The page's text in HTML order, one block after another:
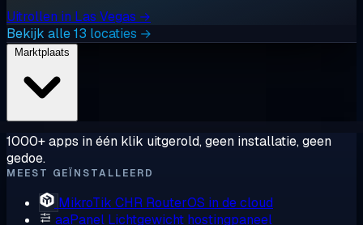
Uitrollen in Las Vegas →
Bekijk alle 13 locaties →
1000+ apps in één klik uitgerold, geen installatie, geen
gedoe.
MEEST GEÏNSTALLEERD
MikroTik CHR RouterOS in de cloud
aaPanel Lichtgewicht hostingpaneel